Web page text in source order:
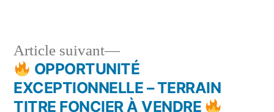
Navigation
Article suivant
Article
suivant :
OPPORTUNITÉ
EXCEPTIONNELLE – TERRAIN
TITRE FONCIER À VENDRE